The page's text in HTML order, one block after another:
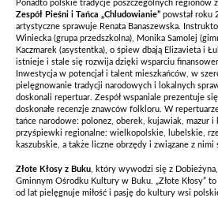
Ponadto polskie tradycje poszczególnych regionów
Zespół Pieśni i Tańca „Chludowianie” powstał roku
artystyczne sprawuje Renata Banaszewska.
Winiecka (grupa przedszkolna), Monika Samolej
Kaczmarek (asystentka), o śpiew dbają Elizavieta i
istnieje i stale się rozwija dzięki wsparciu
Inwestycja w potencjał i talent mieszkańców, w
pielęgnowanie tradycji narodowych i lokalnych
doskonali repertuar. Zespół wspaniale prezentuje
doskonałe recenzje znawców folkloru. W
tańce narodowe: polonez, oberek, kujawiak, mazur i
przyśpiewki regionalne: wielkopolskie, lubelskie,
kaszubskie, a także liczne obrzędy i związane z nimi
Złote Kłosy z Buku , który wywodzi się z
Gminnym Ośrodku Kultury w Buku. „Złote Kłosy”
od lat pielęgnuje miłość i pasję do kultury wsi